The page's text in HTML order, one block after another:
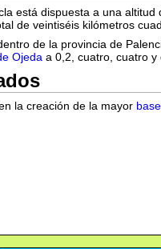
está dispuesta a una
de veintiséis kilómetros
de la provincia de
Ojeda a 0,2, cuatro, cuatro y
la creación de la mayor